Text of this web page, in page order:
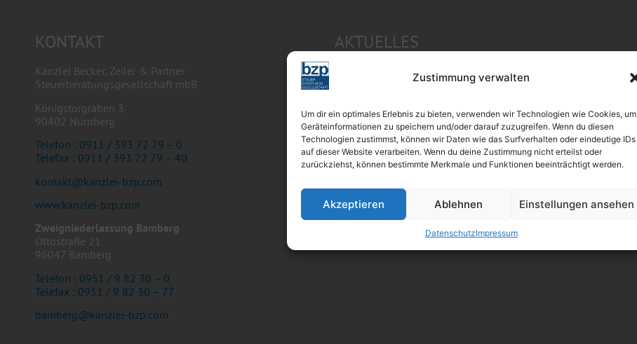
Zustimmung verwalten
Um dir ein optimales Erlebnis zu bieten, verwenden wir Technologien wie Cookies, um
Geräteinformationen zu speichern und/oder darauf zuzugreifen. Wenn du diesen
Technologien zustimmst, können wir Daten wie das Surfverhalten oder eindeutige IDs
auf dieser Website verarbeiten. Wenn du deine Zustimmung nicht erteilst oder
zurückziehst, können bestimmte Merkmale und Funktionen beeinträchtigt werden.
Akzeptieren Ablehnen Einstellungen ansehen
DatenschutzImpressum
KONTAKT
Kanzlei Becker, Zeiler & Partner
Steuerberatungsgesellschaft mbB
Königstorgraben 3
90402 Nürnberg
Telefon : 0911 / 393 72 79 – 0
Telefax : 0911 / 393 72 79 – 40
kontakt@kanzlei-bzp.com
www.kanzlei-bzp.com
Zweigniederlassung Bamberg
Ottostraße 21
96047 Bamberg
Telefon : 0951 / 9 82 30 – 0
Telefax : 0951 / 9 82 30 – 77
bamberg@kanzlei-bzp.com
AKTUELLES
Der Feed hat keine Einträge.